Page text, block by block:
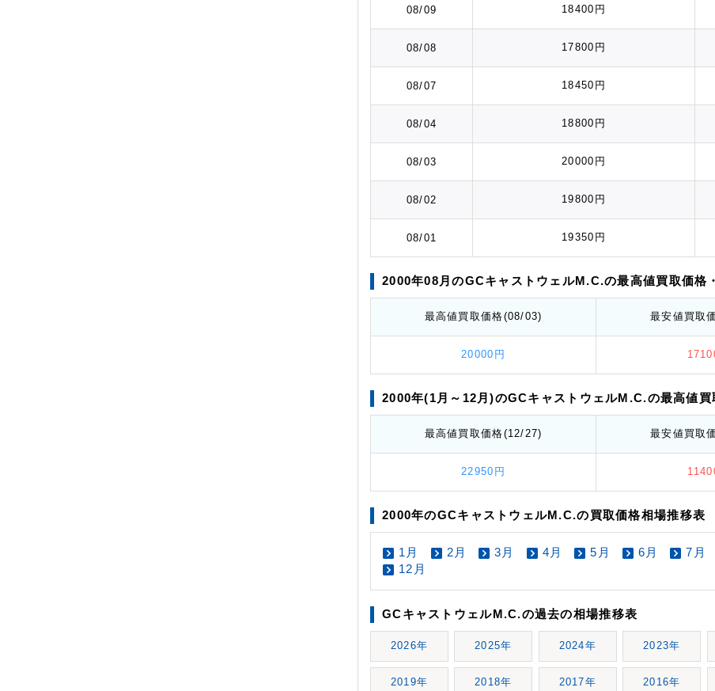
08/09 18400円
08/08 17800円
08/07 18450円
08/04 18800円
08/03 20000円
08/02 19800円
08/01 19350円
2000年08月のGCキャストウェルM.C.の最高値買取価格
最高値買取価格(08/03) 最安値買取
20000円
2000年(1月～12月)のGCキャストウェルM.C.の最高値買
最高値買取価格(12/27) 最安値買取
22950円
2000年のGCキャストウェルM.C.の買取価格相場推移表
1月 2月 3月 4月 5月 6月 7月
12月
GCキャストウェルM.C.の過去の相場推移表
2026年 2025年 2024年 2023年
2019年 2018年 2017年 2016年